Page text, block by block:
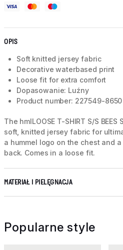
OPIS
Soft knitted jersey fabric
Decorative waterbased print
Loose fit for extra comfort
Dopasowanie: Luźny
Product number: 227549-8650
The hmlLOOSE T-SHIRT S/S
soft, knitted jersey fabric for
a hummel logo on the chest and
back. Comes in a loose fit.
MATERIAŁ I PIELĘGNACJA
Popularne style